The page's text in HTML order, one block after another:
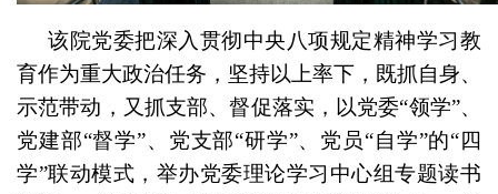
该院党委把深入贯彻中央八项规定精神学习教
育作为重大政治任务，坚持以上率下，既抓自身、
示范带动，又抓支部、督促落实，以党委“领学”、
党建部“督学”、党支部“研学”、党员“自学”的“四
学”联动模式，举办党委理论学习中心组专题读书